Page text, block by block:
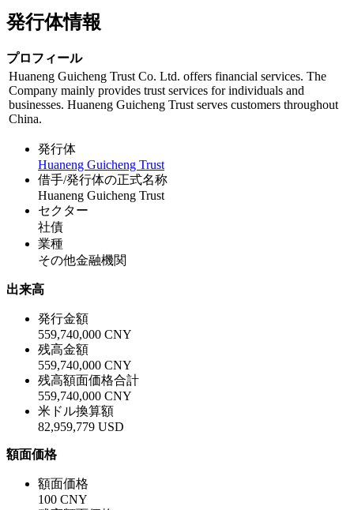
発行体情報
プロフィール
Huaneng Guicheng Trust Co. Ltd. offers financial services. The
Company mainly provides trust services for individuals and
businesses. Huaneng Guicheng Trust serves customers throughout
China.
発行体
Huaneng Guicheng Trust
借手/発行体の正式名称
Huaneng Guicheng Trust
セクター
社債
業種
その他金融機関
出来高
発行金額
559,740,000 CNY
残高金額
559,740,000 CNY
残高額面価格合計
559,740,000 CNY
米ドル換算額
82,959,779 USD
額面価格
額面価格
100 CNY